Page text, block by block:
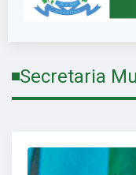
Secretaria